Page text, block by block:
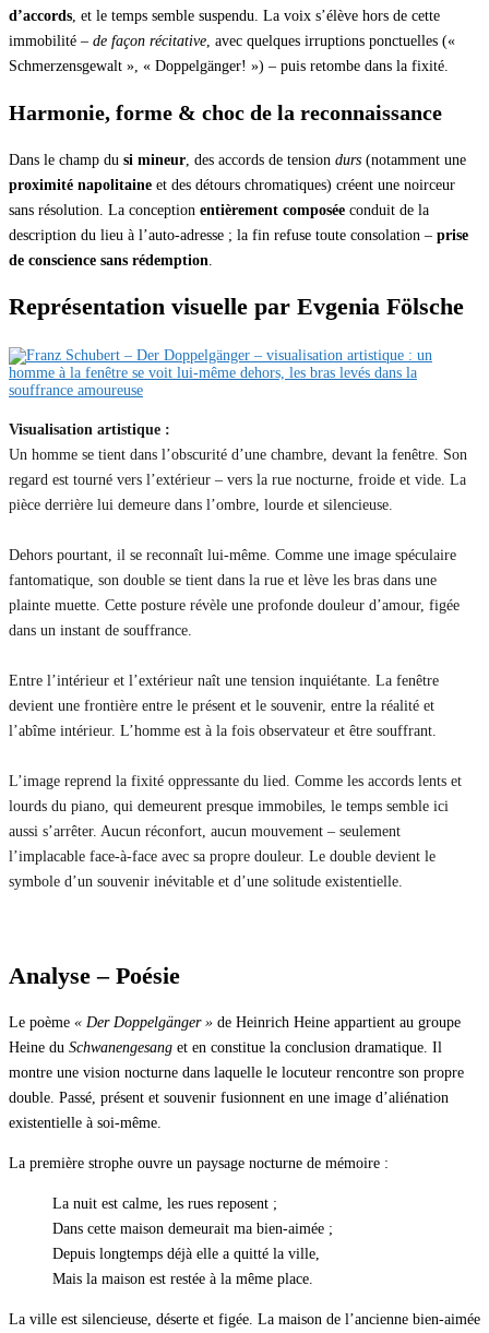
d’accords , et le temps semble suspendu. La voix s’élève hors de cette
immobilité – de façon récitative , avec quelques irruptions ponctuelles («
Schmerzensgewalt », « Doppelgänger! ») – puis retombe dans la fixité.
Harmonie, forme & choc de la reconnaissance
Dans le champ du si mineur , des accords de tension durs (notamment une
proximité napolitaine et des détours chromatiques) créent une noirceur
sans résolution. La conception entièrement composée conduit de la
description du lieu à l’auto-adresse ; la fin refuse toute consolation – prise
de conscience sans rédemption
Représentation visuelle par Evgenia Fölsche
Visualisation artistique :
Un homme se tient dans l’obscurité d’une chambre, devant la fenêtre. Son
regard est tourné vers l’extérieur – vers la rue nocturne, froide et vide. La
pièce derrière lui demeure dans l’ombre, lourde et silencieuse.
Dehors pourtant, il se reconnaît lui-même. Comme une image spéculaire
fantomatique, son double se tient dans la rue et lève les bras dans une
plainte muette. Cette posture révèle une profonde douleur d’amour, figée
dans un instant de souffrance.
Entre l’intérieur et l’extérieur naît une tension inquiétante. La fenêtre
devient une frontière entre le présent et le souvenir, entre la réalité et
l’abîme intérieur. L’homme est à la fois observateur et être souffrant.
L’image reprend la fixité oppressante du lied. Comme les accords lents et
lourds du piano, qui demeurent presque immobiles, le temps semble ici
aussi s’arrêter. Aucun réconfort, aucun mouvement – seulement
l’implacable face-à-face avec sa propre douleur. Le double devient le
symbole d’un souvenir inévitable et d’une solitude existentielle.
Analyse – Poésie
Le poème « Der Doppelgänger » de Heinrich Heine appartient au groupe
Heine du Schwanengesang et en constitue la conclusion dramatique. Il
montre une vision nocturne dans laquelle le locuteur rencontre son propre
double. Passé, présent et souvenir fusionnent en une image d’aliénation
existentielle à soi-même.
La première strophe ouvre un paysage nocturne de mémoire :
La nuit est calme, les rues reposent ;
Dans cette maison demeurait ma bien-aimée ;
Depuis longtemps déjà elle a quitté la ville,
Mais la maison est restée à la même place.
La ville est silencieuse, déserte et figée. La maison de l’ancienne bien-aimée